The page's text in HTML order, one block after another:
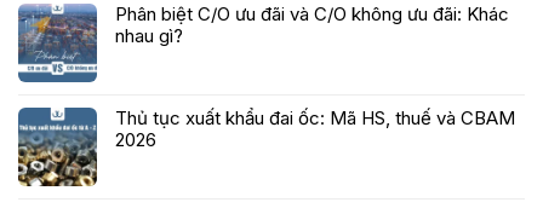
Phân biệt C/O ưu đãi và C/O không ưu đãi: Khác
nhau gì?
Thủ tục xuất khẩu đai ốc: Mã HS, thuế và CBAM
2026